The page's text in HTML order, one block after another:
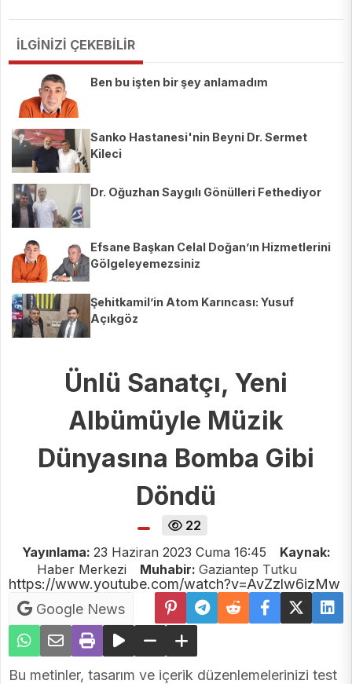
İLGİNİZİ ÇEKEBİLİR
Ben bu işten bir şey anlamadım
Sanko Hastanesi'nin Beyni Dr. Sermet
Kileci
Dr. Oğuzhan Saygılı Gönülleri Fethediyor
Efsane Başkan Celal Doğan’ın Hizmetlerini
Gölgeleyemezsiniz
Şehitkamil’in Atom Karıncası: Yusuf
Açıkgöz
Ünlü Sanatçı, Yeni
Albümüyle Müzik
Dünyasına Bomba Gibi
Döndü
22
Yayınlama: 23 Haziran 2023 Cuma 16:45
Kaynak:
Haber Merkezi
Muhabir: Gaziantep Tutku
https://www.youtube.com/watch?v=AvZzlw6izMw
Google News
Bu metinler, tasarım ve içerik düzenlemelerinizi test